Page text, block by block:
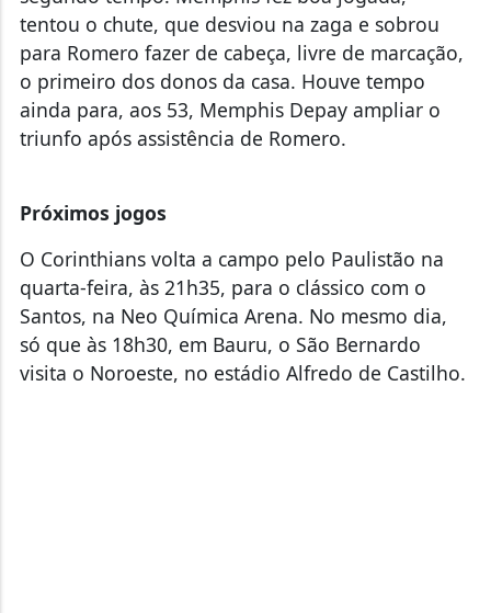
tentou o chute, que desviou na zaga e sobrou
para Romero fazer de cabeça, livre de marcação,
o primeiro dos donos da casa. Houve tempo
ainda para, aos 53, Memphis Depay ampliar o
triunfo após assistência de Romero.
Próximos jogos
O Corinthians volta a campo pelo Paulistão na
quarta-feira, às 21h35, para o clássico com o
Santos, na Neo Química Arena. No mesmo dia,
só que às 18h30, em Bauru, o São Bernardo
visita o Noroeste, no estádio Alfredo de Castilho.